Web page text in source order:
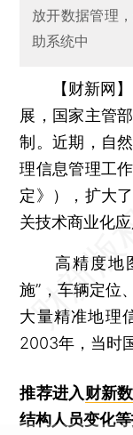
放开数据管理
助系统中
【财新网
展，国家主管
制。近期，自
理信息管理工
定》），扩大
关技术商业化应
高精度地图
施”，车辆定位
大量精准地理
2003年，当时
推荐进入财新
结构人员变化等